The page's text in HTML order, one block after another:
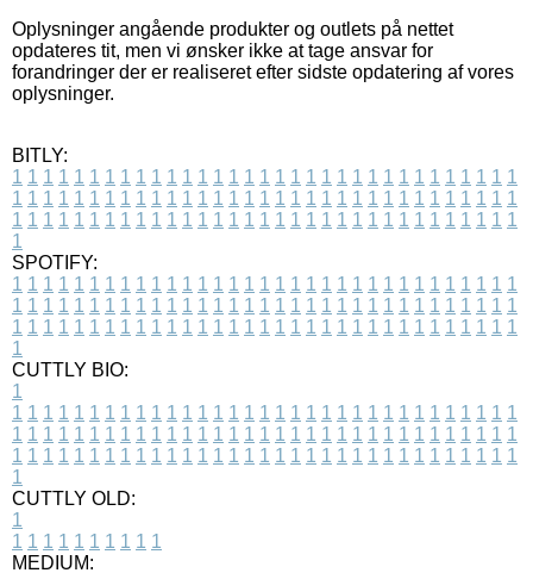
Oplysninger angående produkter og outlets på nettet
opdateres tit, men vi ønsker ikke at tage ansvar for
forandringer der er realiseret efter sidste opdatering af vores
oplysninger.
BITLY:
1 1 1 1 1 1 1 1 1 1 1 1 1 1 1 1 1 1 1 1 1 1 1 1 1 1 1 1 1 1 1 1 1
1 1 1 1 1 1 1 1 1 1 1 1 1 1 1 1 1 1 1 1 1 1 1 1 1 1 1 1 1 1 1 1 1
1 1 1 1 1 1 1 1 1 1 1 1 1 1 1 1 1 1 1 1 1 1 1 1 1 1 1 1 1 1 1 1 1
1
SPOTIFY:
1 1 1 1 1 1 1 1 1 1 1 1 1 1 1 1 1 1 1 1 1 1 1 1 1 1 1 1 1 1 1 1 1
1 1 1 1 1 1 1 1 1 1 1 1 1 1 1 1 1 1 1 1 1 1 1 1 1 1 1 1 1 1 1 1 1
1 1 1 1 1 1 1 1 1 1 1 1 1 1 1 1 1 1 1 1 1 1 1 1 1 1 1 1 1 1 1 1 1
1
CUTTLY BIO:
1
1 1 1 1 1 1 1 1 1 1 1 1 1 1 1 1 1 1 1 1 1 1 1 1 1 1 1 1 1 1 1 1 1
1 1 1 1 1 1 1 1 1 1 1 1 1 1 1 1 1 1 1 1 1 1 1 1 1 1 1 1 1 1 1 1 1
1 1 1 1 1 1 1 1 1 1 1 1 1 1 1 1 1 1 1 1 1 1 1 1 1 1 1 1 1 1 1 1 1
1
CUTTLY OLD:
1
1 1 1 1 1 1 1 1 1 1
MEDIUM: